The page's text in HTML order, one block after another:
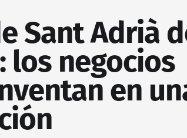
Sant Adrià
los negocios
en